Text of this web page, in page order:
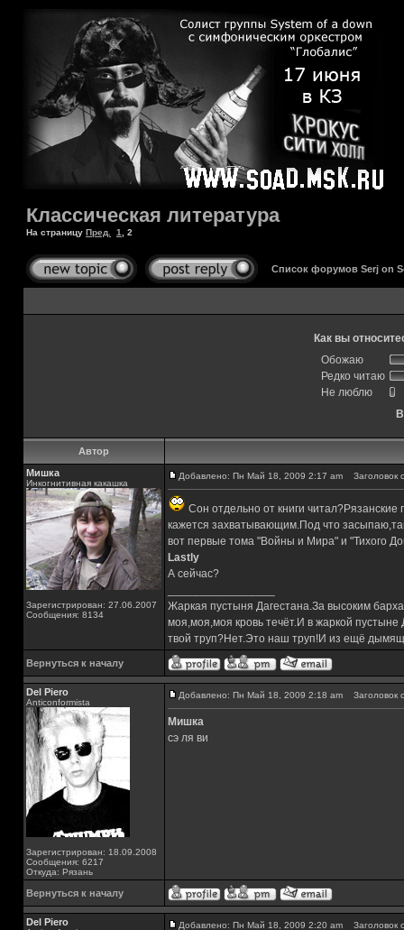
Классическая литература
На страницу Пред. 1 2
Список форумов Serj on
Как вы
Обожаю
Редко читаю
Не люблю
Автор
Мишка
Инкогнитивная какашка
Зарегистрирован: 27.06.2007
Сообщения: 8134
Добавлено: Пн Май 18, 2009 2:17 am Заголовок
Сон отдельно от книги
кажется захватывающим.Под что
вот первые тома "Войны и Мира" и "Тихого
Lastly
А сейчас?
Жаркая пустыня Дагестана.За высоким
моя,моя,моя кровь течёт.И в жаркой
твой труп?Нет.Это наш труп!И из ещё
Вернуться к началу
Del Piero
Аnticonformista
Зарегистрирован: 18.09.2008
Сообщения: 6217
Откуда: Рязань
Добавлено: Пн Май 18, 2009 2:18 am Заголовок
Мишка
сэ ля ви
Вернуться к началу
Del Piero Добавлено: Пн Май 18, 2009 2:20 am Заголовок